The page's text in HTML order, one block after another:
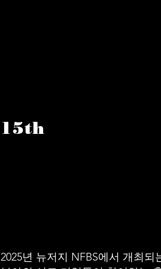
15th
2025년 뉴저지 NFBS에서 개최